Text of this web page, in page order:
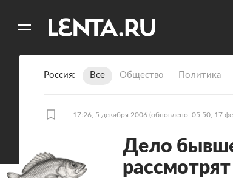
Россия Все Общество Политика
17:26, 5 декабря 2006 (обновлено: 05:50, 17
Дело